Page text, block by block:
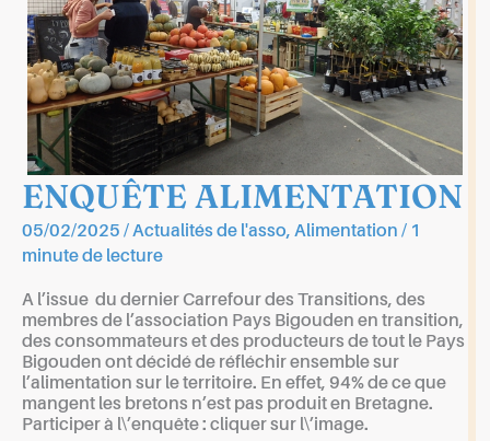
ENQUÊTE ALIMENTATION
05/02/2025 /Actualités de l'asso, Alimentation / 1
minute de lecture
A l’issue du dernier Carrefour des Transitions, des
membres de l’association Pays Bigouden en transition,
des consommateurs et des producteurs de tout le Pays
Bigouden ont décidé de réfléchir ensemble sur
l’alimentation sur le territoire. En effet, 94% de ce que
mangent les bretons n’est pas produit en Bretagne.
Participer à l\’enquête : cliquer sur l\’image.